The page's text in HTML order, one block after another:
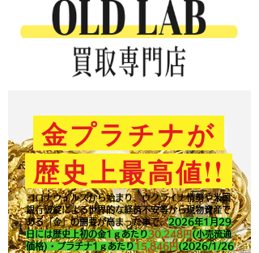
金プラチナが
歴史上最高値!!
コロナウイルスから始まり、ウクライナ情勢や米国
銀行破綻による世界的な経済不安等から現物資産で
ある「金」の需要が高まった事で、2026年1月29
日には歴史上初の金1ｇあたり30,248円 (小売流通
価格)・プラチナ1ｇあたり15,846円 (2026/1/26